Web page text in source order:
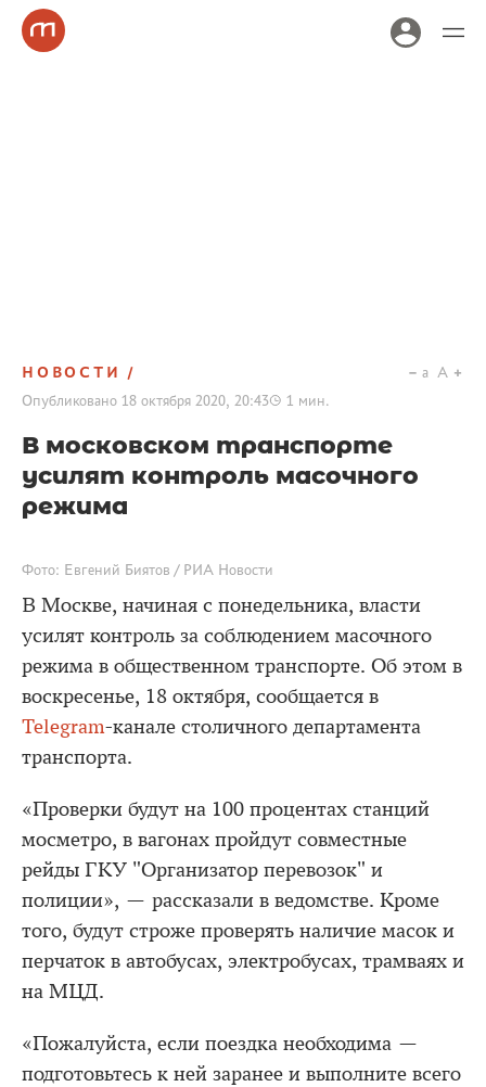
НОВОСТИ
Опубликовано 18 октября 2020, 20:43 1 мин.
a A
В московском транспорте
усилят контроль масочного
режима
Фото: Евгений Биятов / РИА Новости
В Москве, начиная с понедельника, власти
усилят контроль за соблюдением масочного
режима в общественном транспорте. Об этом в
воскресенье, 18 октября, сообщается в
Telegram-канале столичного департамента
транспорта.
«Проверки будут на 100 процентах станций
мосметро, в вагонах пройдут совместные
рейды ГКУ "Организатор перевозок" и
полиции», — рассказали в ведомстве. Кроме
того, будут строже проверять наличие масок и
перчаток в автобусах, электробусах, трамваях и
на МЦД.
«Пожалуйста, если поездка необходима —
подготовьтесь к ней заранее и выполните всего